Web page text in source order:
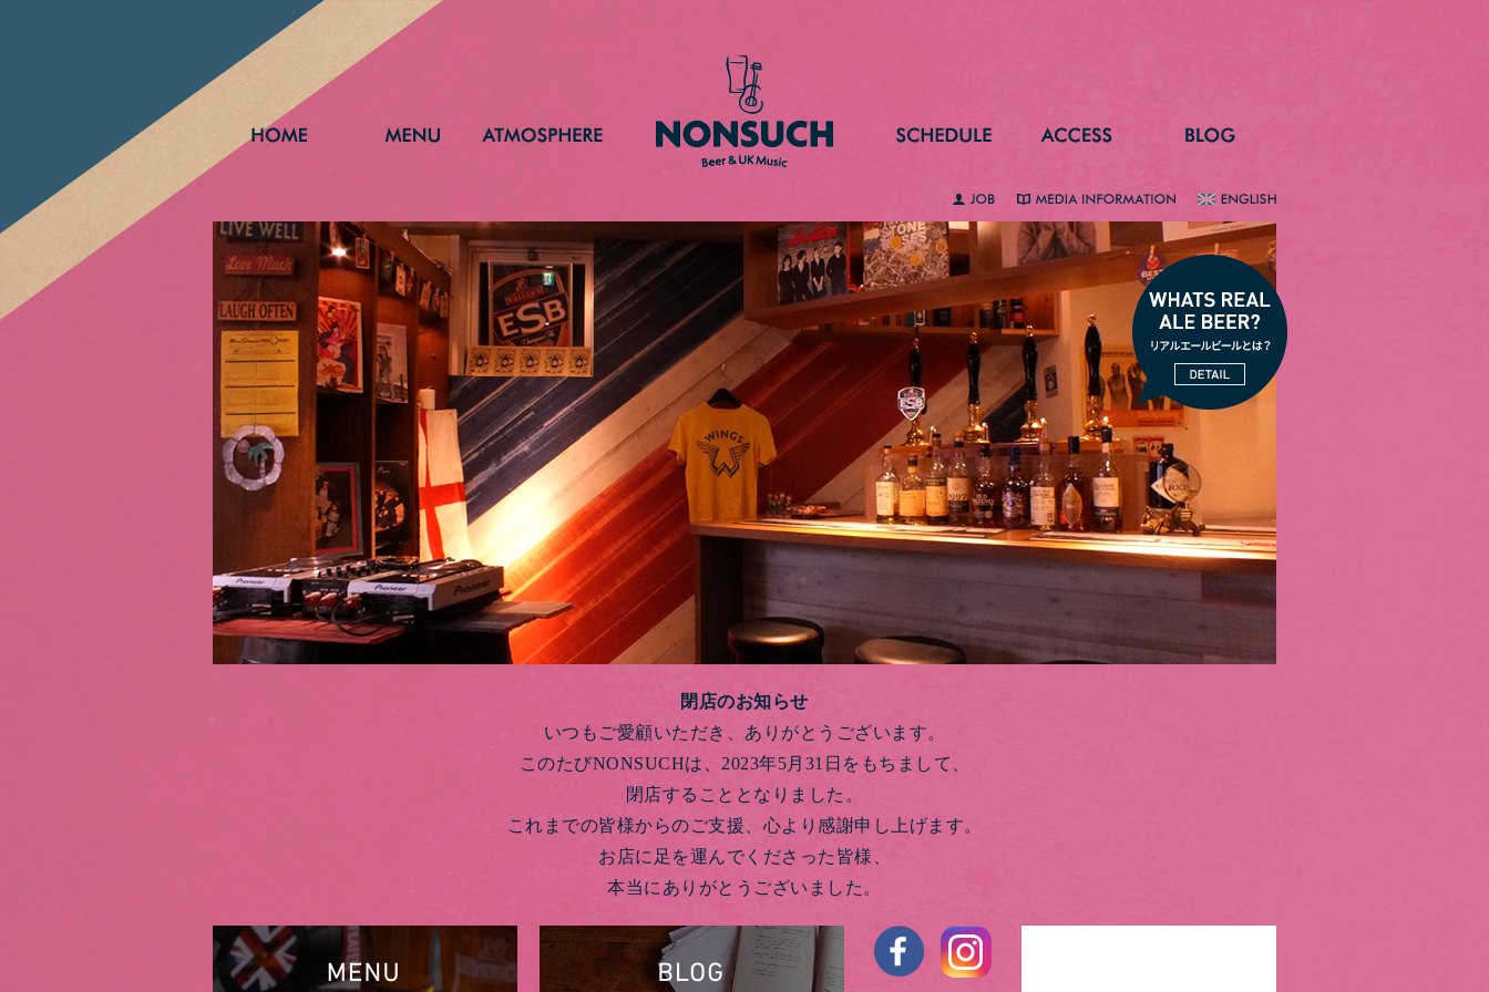
閉店のお知らせ
いつもご愛顧いただき、ありがとうございます。
このたびNONSUCHは、2023年5月31日をもちまして、
閉店することとなりました。
これまでの皆様からのご支援、心より感謝申し上げます。
お店に足を運んでくださった皆様、
本当にありがとうございました。